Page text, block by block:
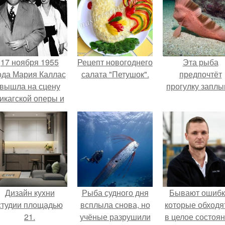
17 ноября 1955
Мария Каллас
на сцену
оперы и
овации.
Рецепт новогоднего
салата "Петушок".
Эта рыба
предпочтёт
прогулку
Дизайн кухни
площадью
21.
Рыба судного дня
всплыла снова, но
учёные разрушили
Бывают
которые
в целое